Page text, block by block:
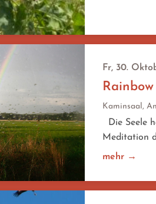
Fr, 30.
Kaminsaal,
Die Seele
Meditation
mehr →